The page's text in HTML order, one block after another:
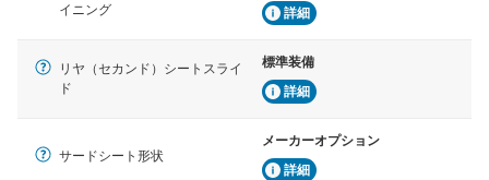
イニング
詳細
リヤ（セカンド）シートスライ
ド
標準装備
詳細
サードシート形状
メーカーオプション
詳細